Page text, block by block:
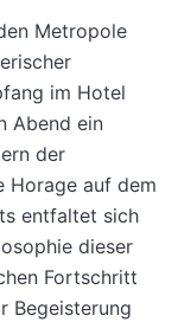
Metropole
im Hotel
Abend ein
der
Horage auf dem
entfaltet sich
dieser
Fortschritt
Begeisterung